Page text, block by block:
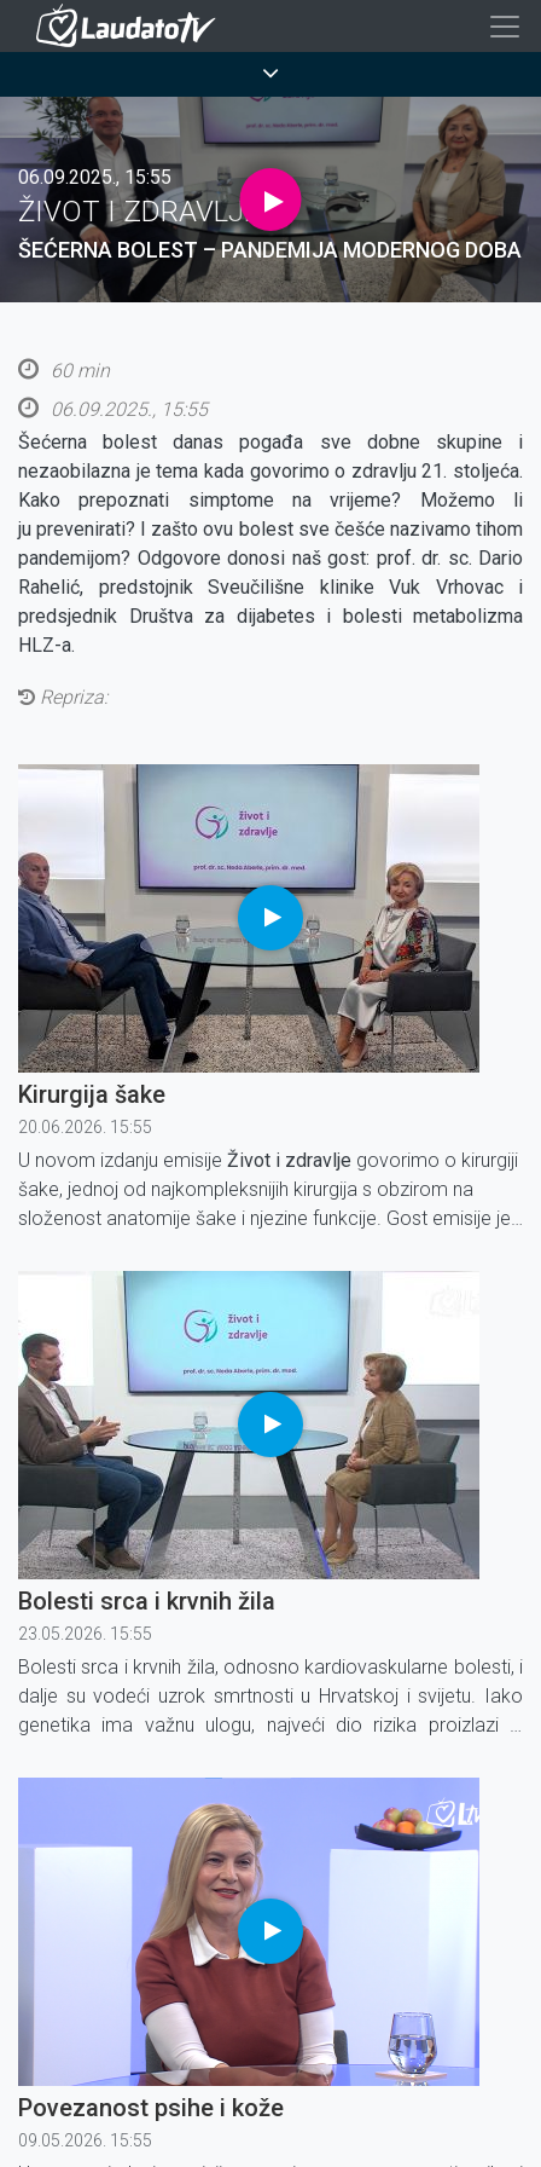
Skoči
sadržaj
06.09.2025., 15:55
ŽIVOT I ZDRAVLJE
ŠEĆERNA BOLEST – PANDEMIJA MODERNOG DOBA
60 min
06.09.2025., 15:55
Šećerna bolest danas pogađa sve dobne skupine i
nezaobilazna je tema kada govorimo o zdravlju 21. stoljeća.
Kako prepoznati simptome na vrijeme? Možemo li
ju prevenirati? I zašto ovu bolest sve češće nazivamo tihom
pandemijom? Odgovore donosi naš gost: prof. dr. sc. Dario
Rahelić, predstojnik Sveučilišne klinike Vuk Vrhovac i
predsjednik Društva za dijabetes i bolesti metabolizma
HLZ-a.
Repriza:
Kirurgija šake
20.06.2026. 15:55
U novom izdanju emisije Život i zdravlje govorimo o kirurgiji
šake, jednoj od najkompleksnijih kirurgija s obzirom na
složenost anatomije šake i njezine funkcije. Gost emisije je
sc. Zlatko Vlajčić, dr. med.
Bolesti srca i krvnih žila
23.05.2026. 15:55
Bolesti srca i krvnih žila, odnosno kardiovaskularne bolesti, i
dalje su vodeći uzrok smrtnosti u Hrvatskoj i svijetu. Iako
genetika ima važnu ulogu, najveći dio rizika proizlazi iz
Povezanost psihe i kože
09.05.2026. 15:55